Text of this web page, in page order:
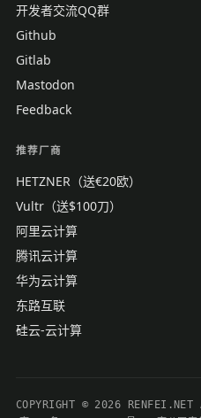
开发者交流QQ群
Github
Gitlab
Mastodon
Feedback
推荐厂商
HETZNER（送€20欧）
Vultr（送$100刀）
阿里云计算
腾讯云计算
华为云计算
东路互联
硅云-云计算
COPYRIGHT © 2026 RENFEI.NET